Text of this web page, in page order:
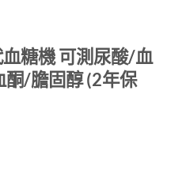
糖機 可測尿酸/血
/膽固醇 (2年保